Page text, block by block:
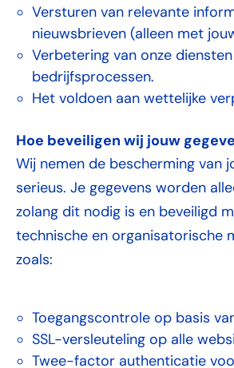
Versturen van relevante
nieuwsbrieven (alleen met
Verbetering van onze
bedrijfsprocessen.
Het voldoen aan wettelijke
Hoe beveiligen wij jouw
Wij nemen de bescherming van
serieus. Je gegevens worden
zolang dit nodig is en beveiligd
technische en organisatorische
zoals:
Toegangscontrole op basis
SSL-versleuteling op alle
Twee-factor authenticatie